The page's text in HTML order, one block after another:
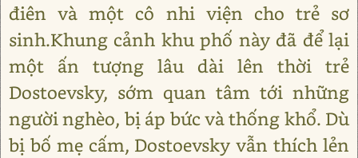
điên và một cô nhi viện cho trẻ sơ
sinh.Khung cảnh khu phố này đã để lại
một ấn tượng lâu dài lên thời trẻ
Dostoevsky, sớm quan tâm tới những
người nghèo, bị áp bức và thống khổ. Dù
bị bố mẹ cấm, Dostoevsky vẫn thích lẻn